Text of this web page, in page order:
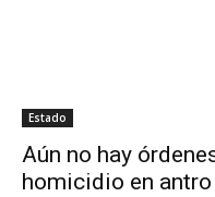
Estado
Aún no hay
homicidio en